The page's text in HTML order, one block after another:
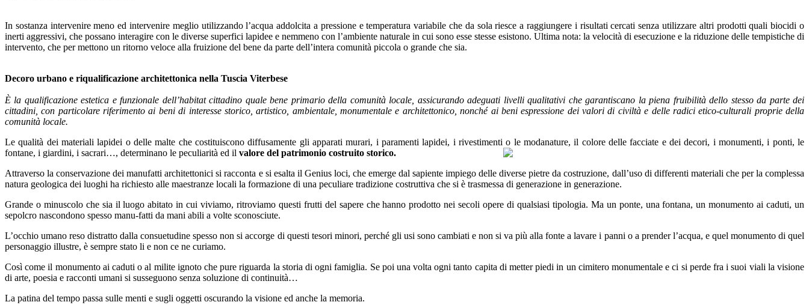
In sostanza intervenire meno ed intervenire meglio utilizzando l’acqua addolcita a pressione e temperatura variabile che da sola riesce a raggiungere i risultati cercati senza utilizzare altri prodotti quali biocidi o
inerti aggressivi, che possano interagire con le diverse superfici lapidee e nemmeno con l’ambiente naturale in cui sono esse stesse esistono. Ultima nota: la velocità di esecuzione e la riduzione delle tempistiche di
intervento, che per mettono un ritorno veloce alla fruizione del bene da parte dell’intera comunità piccola o grande che sia.
Decoro urbano e riqualificazione architettonica nella Tuscia Viterbese
È la qualificazione estetica e funzionale dell’habitat cittadino quale bene primario della comunità locale, assicurando adeguati livelli qualitativi che garantiscano la piena fruibilità dello stesso da parte dei
cittadini, con particolare riferimento ai beni di interesse storico, artistico, ambientale, monumentale e architettonico, nonché ai beni espressione dei valori di civiltà e delle radici etico-culturali proprie della
comunità locale.
Le qualità dei materiali lapidei o delle malte che costituiscono diffusamente gli apparati murari, i paramenti lapidei, i rivestimenti o le modanature, il colore delle facciate e dei decori, i monumenti, i ponti, le
fontane, i giardini, i sacrari…, determinano le peculiarità ed il valore del patrimonio costruito storico.
Attraverso la conservazione dei manufatti architettonici si racconta e si esalta il Genius loci, che emerge dal sapiente impiego delle diverse pietre da costruzione, dall’uso di differenti materiali che per la complessa
natura geologica dei luoghi ha richiesto alle maestranze locali la formazione di una peculiare tradizione costruttiva che si è trasmessa di generazione in generazione.
Grande o minuscolo che sia il luogo abitato in cui viviamo, ritroviamo questi frutti del sapere che hanno prodotto nei secoli opere di qualsiasi tipologia. Ma un ponte, una fontana, un monumento ai caduti, un
sepolcro nascondono spesso manu-fatti da mani abili a volte sconosciute.
L’occhio umano reso distratto dalla consuetudine spesso non si accorge di questi tesori minori, perché gli usi sono cambiati e non si va più alla fonte a lavare i panni o a prender l’acqua, e quel monumento di quel
personaggio illustre, è sempre stato li e non ce ne curiamo.
Così come il monumento ai caduti o al milite ignoto che pure riguarda la storia di ogni famiglia. Se poi una volta ogni tanto capita di metter piedi in un cimitero monumentale e ci si perde fra i suoi viali la visione
di arte, poesia e racconti umani si susseguono senza soluzione di continuità…
La patina del tempo passa sulle menti e sugli oggetti oscurando la visione ed anche la memoria.